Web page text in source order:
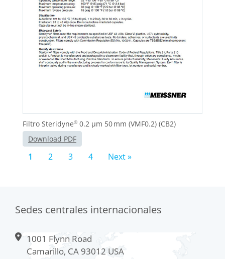
Filtro Steridyne® 0.2 µm 50 mm (VMF0.2) (CB2)
Download PDF
1 2 3 4 Next »
Sedes centrales internacionales
1001 Flynn Road
Camarillo, CA 93012 USA